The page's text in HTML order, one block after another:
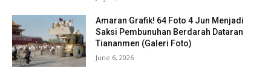
Amaran Grafik! 64 Foto 4 Jun Menjadi
Saksi Pembunuhan Berdarah Dataran
Tiananmen (Galeri Foto)
June 6, 2026